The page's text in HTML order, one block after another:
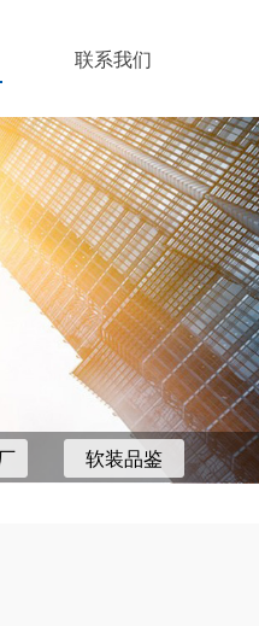
联系我们
软装品鉴